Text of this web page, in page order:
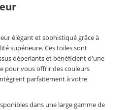
élégant et sophistiqué grâce à
supérieure. Ces toiles sont
déperlants et bénéficient d'une
pour vous offrir des couleurs
parfaitement à votre
dans une large gamme de